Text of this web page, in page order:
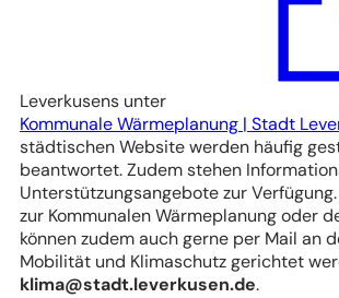
Leverkusens unter
Kommunale Wärmeplanung | Stadt
(Öffnet
einem
neuen
Tab)
städtischen Website werden häufig
beantwortet. Zudem stehen
Unterstützungsangebote zur
zur Kommunalen Wärmeplanung oder
können zudem auch gerne per Mail an
Mobilität und Klimaschutz gerichtet
klima
stadt.leverkusen de.